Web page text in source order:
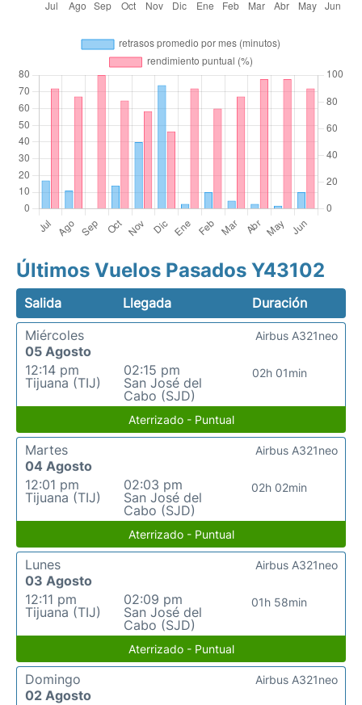
Últimos Vuelos Pasados Y43102
Salida Llegada
Duración
Miércoles
05 Agosto
12:14 pm
Tijuana (TIJ)
02:15 pm
San José del
Cabo (SJD)
02h 01min
Airbus A321neo
Aterrizado - Puntual
Martes
04 Agosto
12:01 pm
Tijuana (TIJ)
02:03 pm
San José del
Cabo (SJD)
02h 02min
Airbus A321neo
Aterrizado - Puntual
Lunes
03 Agosto
12:11 pm
Tijuana (TIJ)
02:09 pm
San José del
Cabo (SJD)
01h 58min
Airbus A321neo
Aterrizado - Puntual
Domingo
02 Agosto
Airbus A321neo